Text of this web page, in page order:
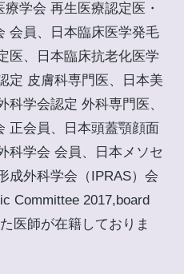
学会 再生医療認定医・
会員、日本臨床医学発毛
医、日本臨床抗老化医学
定 皮膚科専門医、日本美
学会認定 外科専門医、
正会員、日本頭蓋顎顔面
科学会 会員、日本メソセ
成外科学会（IPRAS）会
Committee 2017,board
医師が在籍しておりま